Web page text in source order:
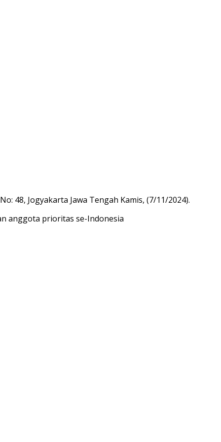
48, Jogyakarta Jawa Tengah Kamis, (7/11/2024).
anggota prioritas se-Indonesia